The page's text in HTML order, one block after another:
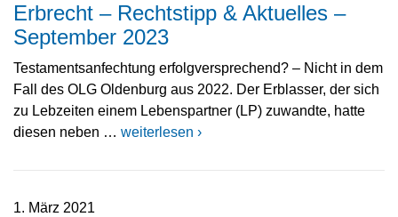
Erbrecht – Rechtstipp & Aktuelles –
September 2023
Testamentsanfechtung erfolgversprechend? – Nicht in dem
Fall des OLG Oldenburg aus 2022. Der Erblasser, der sich
zu Lebzeiten einem Lebenspartner (LP) zuwandte, hatte
diesen neben … weiterlesen ›
1. März 2021